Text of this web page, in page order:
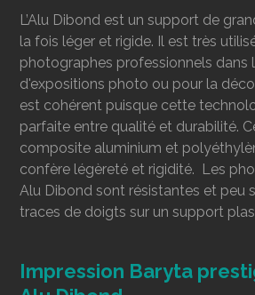
L’Alu Dibond est un support de
la fois léger et rigide. Il est très
photographes professionnels dans
d'expositions photo ou pour la
est cohérent puisque cette
parfaite entre qualité et durabilité.
composite aluminium et
confère légèreté et rigidité. Les
Alu Dibond sont résistantes et peu
traces de doigts sur un support
Impression Baryta